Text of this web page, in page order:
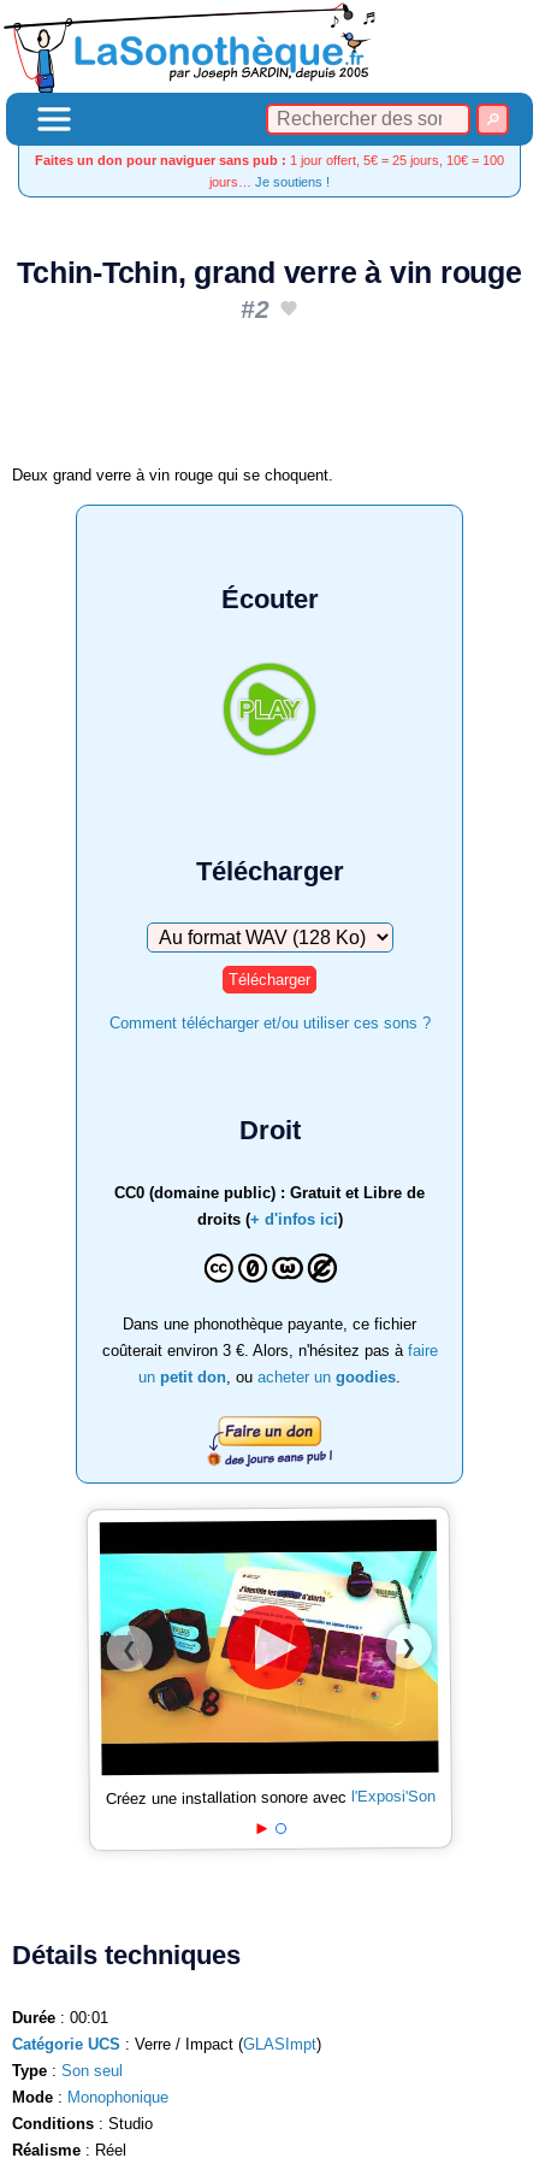
Faites un don pour naviguer sans pub : 1 jour offert, 5€ = 25 jours, 10€ = 100
jours… Je soutiens !
Tchin-Tchin, grand verre à vin rouge
#2
Deux grand verre à vin rouge qui se choquent.
Écouter
Télécharger
Télécharger
Comment télécharger et/ou utiliser ces sons ?
Droit
CC0 (domaine public) : Gratuit et Libre de
droits (+ d'infos ici)
Dans une phonothèque payante, ce fichier
coûterait environ 3 €. Alors, n'hésitez pas à faire
un petit don , ou acheter un goodies
❮ ❯
Créez une installation sonore avec l'Exposi'Son
Détails techniques
Durée : 00:01
Catégorie UCS : Verre / Impact (GLASImpt)
Type : Son seul
Mode : Monophonique
Conditions : Studio
Réalisme : Réel